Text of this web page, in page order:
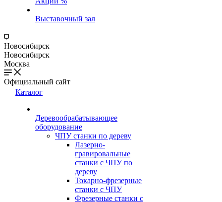
Выставочный зал
Новосибирск
Новосибирск
Москва
Официальный сайт
Каталог
Деревообрабатывающее
оборудование
ЧПУ станки по дереву
Лазерно-
гравировальные
станки с ЧПУ по
дереву
Токарно-фрезерные
станки с ЧПУ
Фрезерные станки с